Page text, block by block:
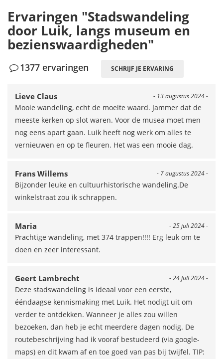
Ervaringen "Stadswandeling
door Luik, langs museum en
bezienswaardigheden"
1377 ervaringen SCHRIJF JE ERVARING
- 13 augustus 2024 -
Lieve Claus
Mooie wandeling, echt de moeite waard. Jammer dat de
meeste kerken op slot waren. Voor de musea moet men
nog eens apart gaan. Luik heeft nog werk om alles te
vernieuwen en op te fleuren. Het was een mooie dag.
- 7 augustus 2024 -
Frans Willems
Bijzonder leuke en cultuurhistorische wandeling.De
winkelstraat zou ik schrappen.
- 25 juli 2024 -
Maria
Prachtige wandeling, met 374 trappen!!!! Erg leuk om te
doen en zeer interessant.
- 24 juli 2024 -
Geert Lambrecht
Deze stadswandeling is ideaal voor een eerste,
ééndaagse kennismaking met Luik. Het nodigt uit om
verder te ontdekken. Wanneer je alles zou willen
bezoeken, dan heb je echt meerdere dagen nodig. De
routebeschrijving had ik vooraf bestudeerd (via google-
maps) en dit kwam af en toe goed van pas bij twijfel. TIP: